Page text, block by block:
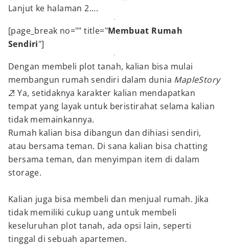
Lanjut ke halaman 2....
[page_break no="" title="Membuat Rumah
Sendiri"]
Dengan membeli plot tanah, kalian bisa mulai
membangun rumah sendiri dalam dunia MapleStory
2! Ya, setidaknya karakter kalian mendapatkan
tempat yang layak untuk beristirahat selama kalian
tidak memainkannya.
Rumah kalian bisa dibangun dan dihiasi sendiri,
atau bersama teman. Di sana kalian bisa chatting
bersama teman, dan menyimpan item di dalam
storage.
Kalian juga bisa membeli dan menjual rumah. Jika
tidak memiliki cukup uang untuk membeli
keseluruhan plot tanah, ada opsi lain, seperti
tinggal di sebuah apartemen.